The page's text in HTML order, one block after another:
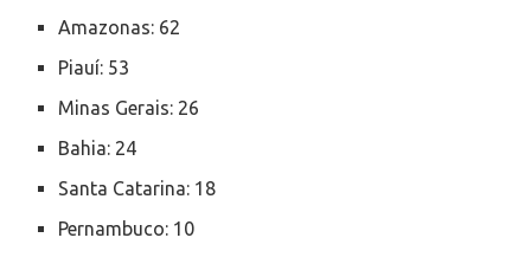
Amazonas: 62
Piauí: 53
Minas Gerais: 26
Bahia: 24
Santa Catarina: 18
Pernambuco: 10